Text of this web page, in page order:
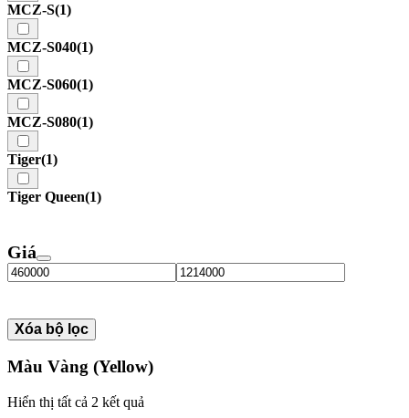
MCZ-S(1)
MCZ-S040(1)
MCZ-S060(1)
MCZ-S080(1)
Tiger(1)
Tiger Queen(1)
Giá
Xóa bộ lọc
Màu Vàng (Yellow)
Hiển thị tất cả 2 kết quả